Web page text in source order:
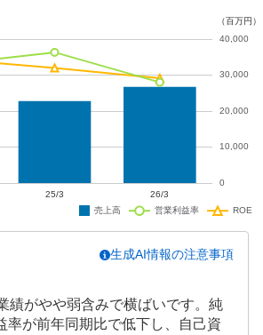
生成AI情報の注意事項
績がやや弱含みで横ばいです。純
率が前年同期比で低下し、自己資